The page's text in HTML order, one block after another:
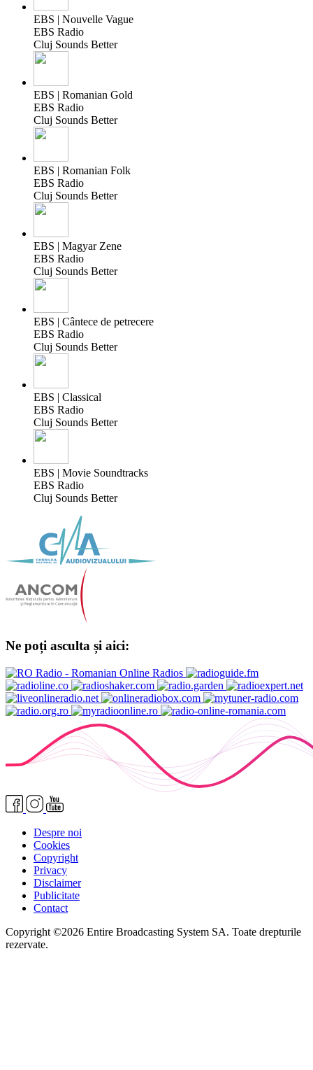
EBS | Nouvelle Vague
EBS Radio
Cluj Sounds Better
EBS | Romanian Gold
EBS Radio
Cluj Sounds Better
EBS | Romanian Folk
EBS Radio
Cluj Sounds Better
EBS | Magyar Zene
EBS Radio
Cluj Sounds Better
EBS | Cântece de petrecere
EBS Radio
Cluj Sounds Better
EBS | Classical
EBS Radio
Cluj Sounds Better
EBS | Movie Soundtracks
EBS Radio
Cluj Sounds Better
Ne poți asculta și aici:
Despre noi
Cookies
Copyright
Privacy
Disclaimer
Publicitate
Contact
Copyright ©2026 Entire Broadcasting System SA. Toate drepturile
rezervate.